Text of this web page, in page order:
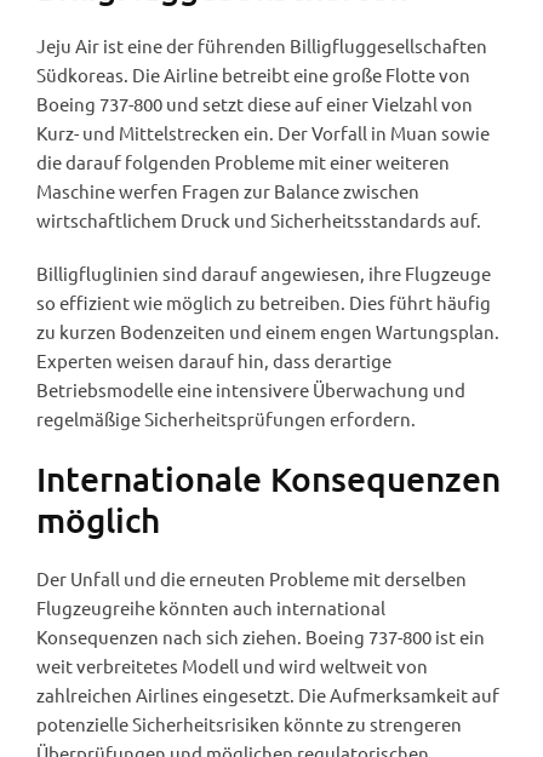
Jeju Air ist eine der führenden Billigfluggesellschaften
Südkoreas. Die Airline betreibt eine große Flotte von
Boeing 737-800 und setzt diese auf einer Vielzahl von
Kurz- und Mittelstrecken ein. Der Vorfall in Muan sowie
die darauf folgenden Probleme mit einer weiteren
Maschine werfen Fragen zur Balance zwischen
wirtschaftlichem Druck und Sicherheitsstandards auf.
Billigfluglinien sind darauf angewiesen, ihre Flugzeuge
so effizient wie möglich zu betreiben. Dies führt häufig
zu kurzen Bodenzeiten und einem engen Wartungsplan.
Experten weisen darauf hin, dass derartige
Betriebsmodelle eine intensivere Überwachung und
regelmäßige Sicherheitsprüfungen erfordern.
Internationale Konsequenzen
möglich
Der Unfall und die erneuten Probleme mit derselben
Flugzeugreihe könnten auch international
Konsequenzen nach sich ziehen. Boeing 737-800 ist ein
weit verbreitetes Modell und wird weltweit von
zahlreichen Airlines eingesetzt. Die Aufmerksamkeit auf
potenzielle Sicherheitsrisiken könnte zu strengeren